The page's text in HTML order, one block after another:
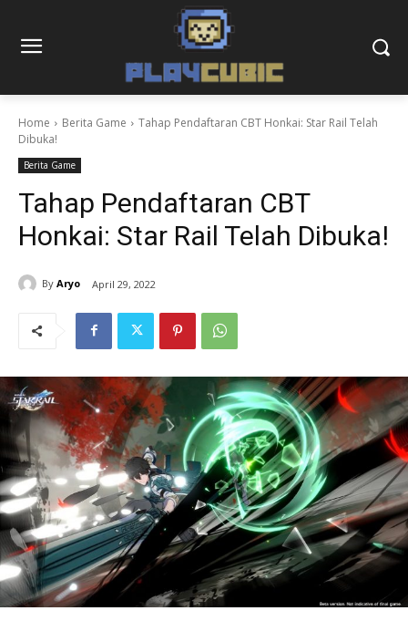
Home Berita Game
Tahap Pendaftaran CBT Honkai: Star Rail Telah
Dibuka!
Berita Game
Tahap Pendaftaran CBT
Honkai: Star Rail Telah Dibuka!
By Aryo April 29, 2022